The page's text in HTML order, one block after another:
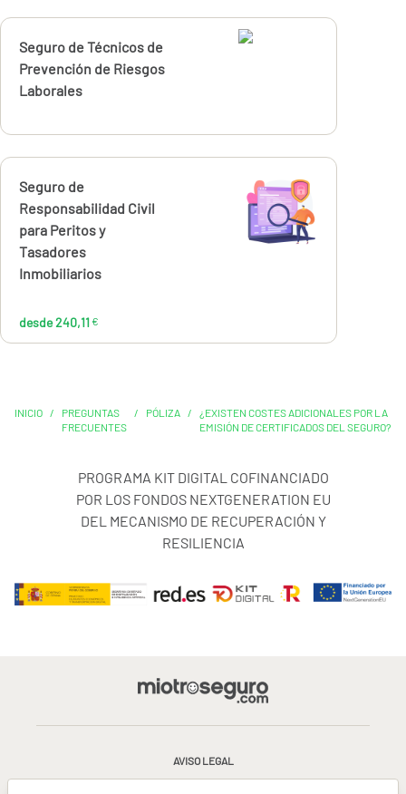
Calcúlalo ahora
Seguro de Técnicos de
Prevención de Riesgos
Laborales
Calcúlalo ahora
Seguro de
Responsabilidad Civil
para Peritos y
Tasadores
Inmobiliarios
desde 240,11 €
240,11€
INICIO /
PREGUNTAS
FRECUENTES
/ PÓLIZA /
¿EXISTEN COSTES ADICIONALES POR LA
EMISIÓN DE CERTIFICADOS DEL SEGURO?
PROGRAMA KIT DIGITAL COFINANCIADO
POR LOS FONDOS NEXTGENERATION EU
DEL MECANISMO DE RECUPERACIÓN Y
RESILIENCIA
AVISO LEGAL